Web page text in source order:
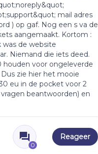
mail adres
) op gaf. Nog een s va de
aangemaakt. Kortom :
de website
Niemand die iets deed.
houden voor ongeleverde
zie hier het mooie
eu in de pocket voor 2
beantwoorden) en
0
Reageer